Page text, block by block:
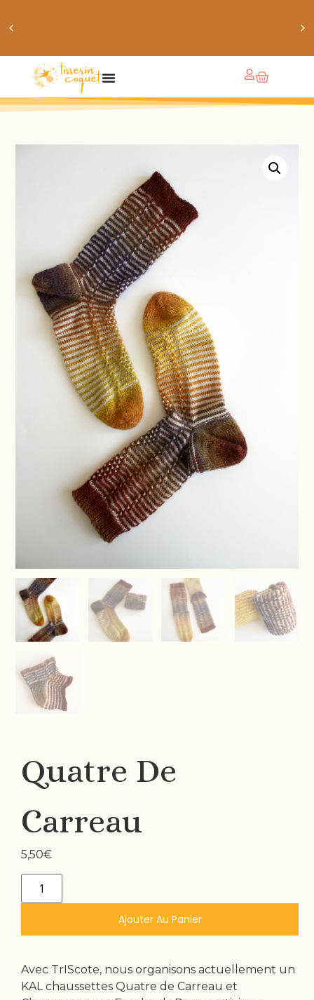
obtiens 20% de réduction sur ton prochain achat de
Quatre De
Carreau
5,50€
Ajouter Au Panier
Avec TrIScote, nous organisons actuellement un
KAL chaussettes Quatre de Carreau et